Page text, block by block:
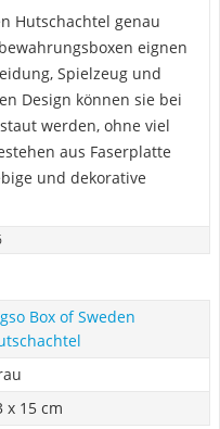
Hutschachtel genau
eignen
Spielzeug und
Design können sie bei
werden, ohne viel
aus Faserplatte
und dekorative
Box of Sweden
x 15 cm